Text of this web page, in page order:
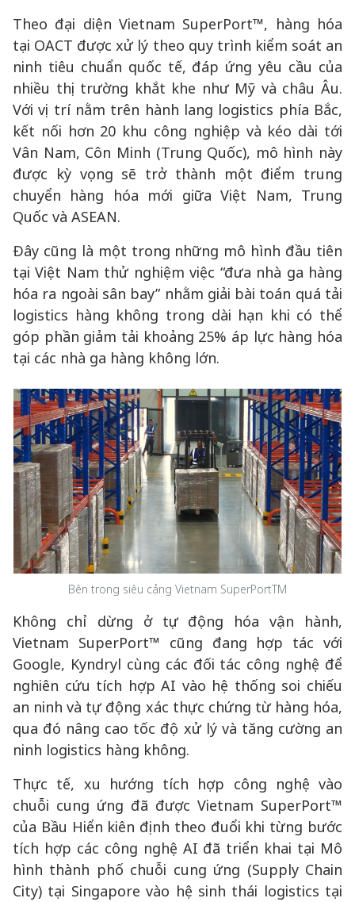
Theo đại diện Vietnam SuperPort™, hàng hóa
tại OACT được xử lý theo quy trình kiểm soát an
ninh tiêu chuẩn quốc tế, đáp ứng yêu cầu của
nhiều thị trường khắt khe như Mỹ và châu Âu.
Với vị trí nằm trên hành lang logistics phía Bắc,
kết nối hơn 20 khu công nghiệp và kéo dài tới
Vân Nam, Côn Minh (Trung Quốc), mô hình này
được kỳ vọng sẽ trở thành một điểm trung
chuyển hàng hóa mới giữa Việt Nam, Trung
Quốc và ASEAN.
Đây cũng là một trong những mô hình đầu tiên
tại Việt Nam thử nghiệm việc “đưa nhà ga hàng
hóa ra ngoài sân bay” nhằm giải bài toán quá tải
logistics hàng không trong dài hạn khi có thể
góp phần giảm tải khoảng 25% áp lực hàng hóa
tại các nhà ga hàng không lớn.
Bên trong siêu cảng Vietnam SuperPortTM
Không chỉ dừng ở tự động hóa vận hành,
Vietnam SuperPort™ cũng đang hợp tác với
Google, Kyndryl cùng các đối tác công nghệ để
nghiên cứu tích hợp AI vào hệ thống soi chiếu
an ninh và tự động xác thực chứng từ hàng hóa,
qua đó nâng cao tốc độ xử lý và tăng cường an
ninh logistics hàng không.
Thực tế, xu hướng tích hợp công nghệ vào
chuỗi cung ứng đã được Vietnam SuperPort™
của Bầu Hiển kiên định theo đuổi khi từng bước
tích hợp các công nghệ AI đã triển khai tại Mô
hình thành phố chuỗi cung ứng (Supply Chain
City) tại Singapore vào hệ sinh thái logistics tại